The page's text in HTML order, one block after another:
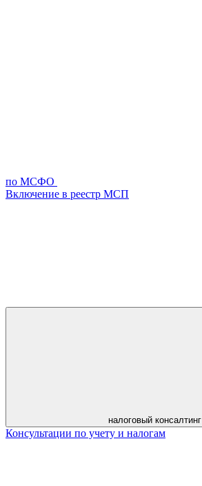
по МСФО
Включение в реестр МСП
налоговый консалтинг
Консультации по учету и налогам